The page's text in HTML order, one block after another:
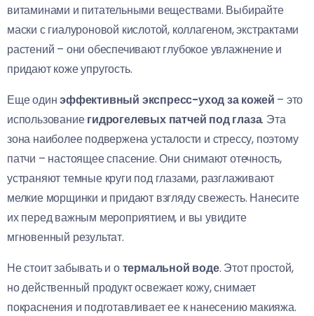
витаминами и питательными веществами. Выбирайте
маски с гиалуроновой кислотой, коллагеном, экстрактами
растений – они обеспечивают глубокое увлажнение и
придают коже упругость.
Еще одинэффективный экспресс-уход за кожей – это
использованиегидрогелевых патчей под глаза. Эта
зона наиболее подвержена усталости и стрессу, поэтому
патчи – настоящее спасение. Они снимают отечность,
устраняют темные круги под глазами, разглаживают
мелкие морщинки и придают взгляду свежесть. Нанесите
их перед важным мероприятием, и вы увидите
мгновенный результат.
Не стоит забывать и отермальной воде. Этот простой,
но действенный продукт освежает кожу, снимает
покраснения и подготавливает ее к нанесению макияжа.